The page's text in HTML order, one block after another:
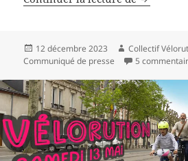
Publié
le
12 décembre 2023 Auteur
Collectif
Communiqué de presse
5